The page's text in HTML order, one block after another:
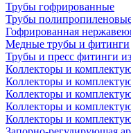
Трубы гофрированные
Трубы
Гофрированная
Медные трубы и фитинги
Трубы и пресс фитинги
Коллекторы и
Коллекторы и
Коллекторы и
Коллекторы и
Коллекторы и